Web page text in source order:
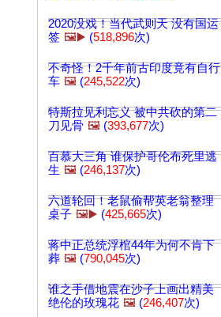
2020没戏！当代武则天 没有国运
签 🖼️▶️ (518,896次)
不奇怪！2千年前古印度竟有自行
车 🖼️ (245,522次)
特斯拉见利忘义 被中共砍的第二
刀见骨 🖼️ (393,677次)
百慕大三角 谁保护哥伦布死里逃
生 🖼️ (246,137次)
六道轮回！老鼠偷帮英老翁整理
桌子 🖼️▶️ (425,665次)
蒋中正总统浮棺44年为何不肯下
葬 🖼️ (790,045次)
谁之手借地震在沙子上画出精美
绝伦的玫瑰花 🖼️ (246,407次)